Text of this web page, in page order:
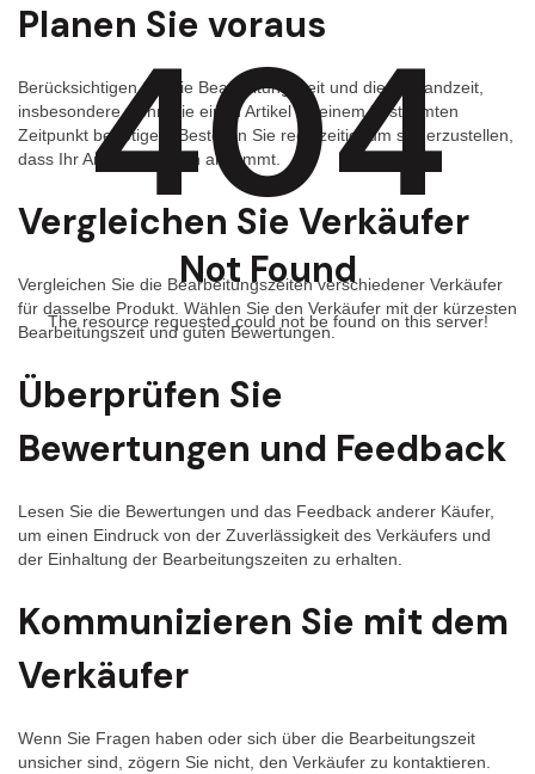
Planen Sie voraus
Berücksichtigen Sie die Bearbeitungszeit und die Versandzeit,
insbesondere wenn Sie einen Artikel zu einem bestimmten
Zeitpunkt benötigen. Bestellen Sie rechtzeitig, um sicherzustellen,
dass Ihr Artikel pünktlich ankommt.
Vergleichen Sie Verkäufer
Vergleichen Sie die Bearbeitungszeiten verschiedener Verkäufer
für dasselbe Produkt. Wählen Sie den Verkäufer mit der kürzesten
Bearbeitungszeit und guten Bewertungen.
Überprüfen Sie
Bewertungen und Feedback
Lesen Sie die Bewertungen und das Feedback anderer Käufer,
um einen Eindruck von der Zuverlässigkeit des Verkäufers und
der Einhaltung der Bearbeitungszeiten zu erhalten.
Kommunizieren Sie mit dem
Verkäufer
Wenn Sie Fragen haben oder sich über die Bearbeitungszeit
unsicher sind, zögern Sie nicht, den Verkäufer zu kontaktieren.
404
Not Found
The resource requested could not be found on this server!